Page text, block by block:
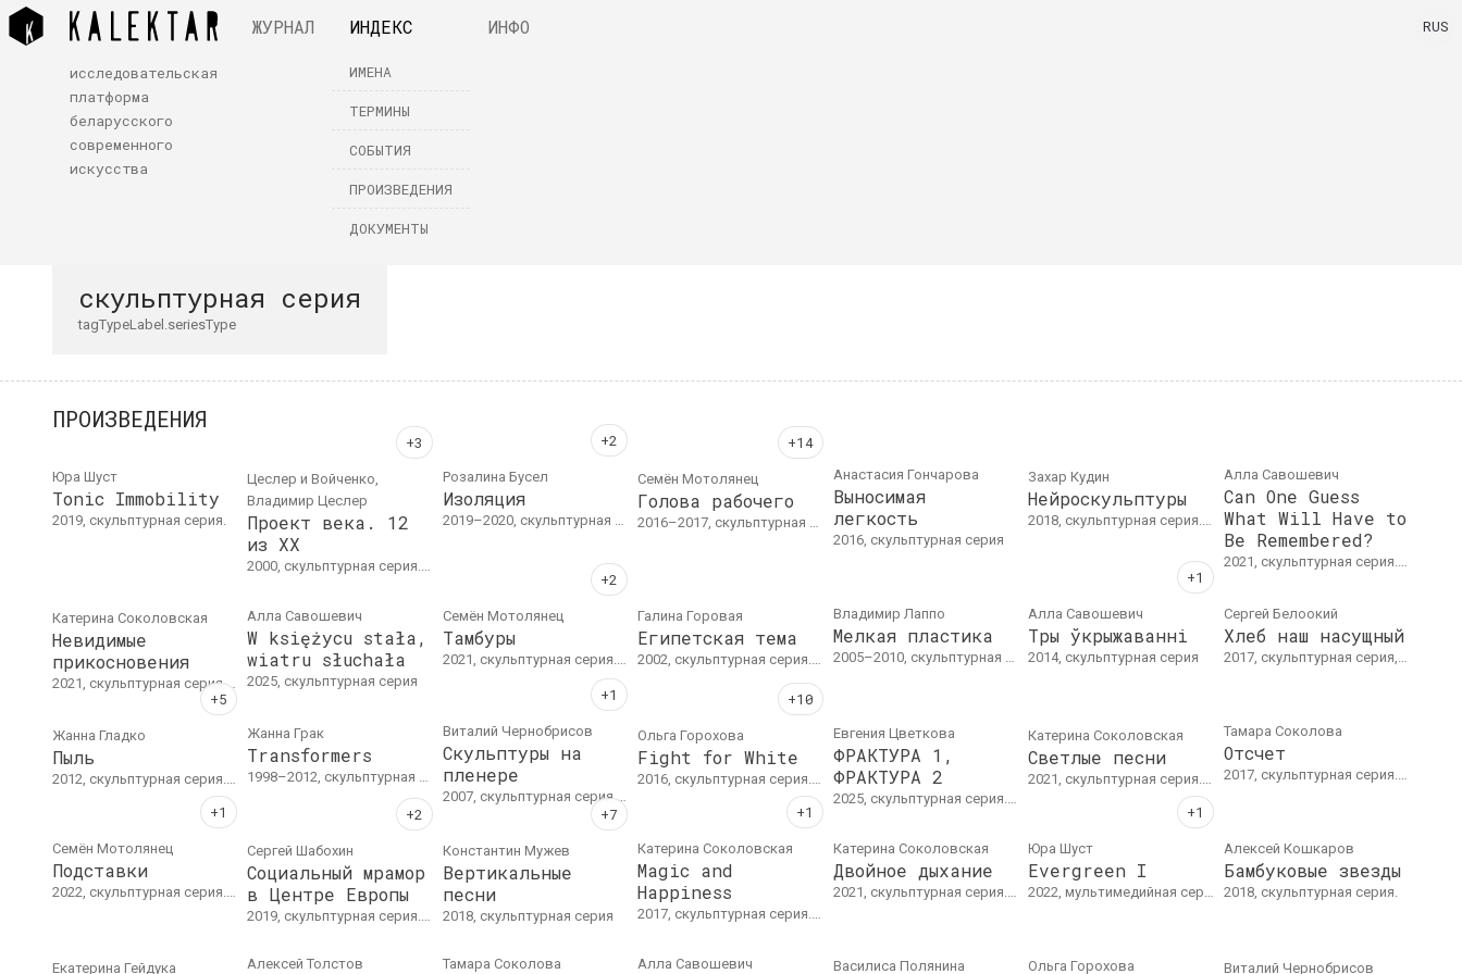
исследовательская
платформа
беларусского
современного
искусства
ЖУРНАЛ ИНДЕКС
ИМЕНА
ТЕРМИНЫ
СОБЫТИЯ
ПРОИЗВЕДЕНИЯ
ДОКУМЕНТЫ
ИНФО RUS
скульптурная серия
tagTypeLabel.seriesType
ПРОИЗВЕДЕНИЯ
Юра Шуст
Tonic Immobility
2019, скульптурная серия.
Цеслер и Войченко,
Владимир Цеслер
Проект века. 12
из ХХ
2000, скульптурная серия. 12 скульптурных объектов. 12 упаковок-постаментов
Розалина Бусел
Изоляция
2019–2020, скульптурная серия
Семён Мотолянец
Голова рабочего
2016–2017, скульптурная серия
Анастасия Гончарова
Выносимая
легкость
2016, скульптурная серия
Захар Кудин
Нейроскульптуры
2018, скульптурная серия. Алюминиевая проволока, полимерная глина Н~30 см
Алла Савошевич
Can One Guess
What Will Have to
Be Remembered?
2021, скульптурная серия. Войлок, искусственный мех, металл
Катерина Соколовская
Невидимые
прикосновения
2021, скульптурная серия. Аудио-визуальная инсталляция. Смешанная техника: скульптурная группа (пеноплекс, пластик, бетон, силикон, гипс); звук.
Алла Савошевич
W księżycu stała,
wiatru słuchała
2025, скульптурная серия
Семён Мотолянец
Тамбуры
2021, скульптурная серия. Дерево, фурнитура, 77 х 42 х 42 см
Галина Горовая
Египетская тема
2002, скульптурная серия. Алюминий, эмаль. 107 x 32 x 23 см. каждая
Владимир Лаппо
Мелкая пластика
2005–2010, скульптурная серия. Металлические сплавы. Высота – 10. Из коллекции галереи «В».
Алла Савошевич
Тры ўкрыжаванні
2014, скульптурная серия
Сергей Белоокий
Хлеб наш насущный
2017, скульптурная серия, серия объектов. US Bank banknote, polymer resin. 13 × 19 × 8 cm each
Жанна Гладко
Пыль
2012, скульптурная серия. Дерево, стекло, ткань, пыль, световое оборудование, цифровая печать, скобы, краска
Жанна Грак
Transformers
1998–2012, скульптурная серия
Виталий Чернобрисов
Скульптуры на
пленере
2007, скульптурная серия. Камень
Ольга Горохова
Fight for White
2016, скульптурная серия. Скульптурная серия, год указан приблизительно.
Евгения Цветкова
ФРАКТУРА 1,
ФРАКТУРА 2
2025, скульптурная серия. «Фрактура 1»Скульптура, h = 60&nbsp;см, Ручная лепка, шамот, молочение«Фрактура 2»100×125 смПанно, ручная лепка, шамот, молочение, металлический лист,профильный металл
Катерина Соколовская
Светлые песни
2021, скульптурная серия. 4-х канальная звуковая инсталляция, 30 мин.; скульптурная группа (пеноплекс, литьевой пластик, полимочевина, бетон); либретто. Размеры варьируются.
Тамара Соколова
Отсчет
2017, скульптурная серия. Chamotte, enamels, metal, wood, pigment. Exhibition III II I, Ў Gallery
Семён Мотолянец
Подставки
2022, скульптурная серия. Пластикрит, шерсть, масло, керамика
Сергей Шабохин
Социальный мрамор
в Центре Европы
2019, скульптурная серия. Картон, самоклеящаяся пленка с мраморным рисунком, дерево
Константин Мужев
Вертикальные
песни
2018, скульптурная серия
Катерина Соколовская
Magic and
Happiness
2017, скульптурная серия. Бетон, точные размеры неизвестны
Катерина Соколовская
Двойное дыхание
2021, скульптурная серия. 3120gallery, Санкт-Петербург
Юра Шуст
Evergreen I
2022, мультимедийная серия, скульптурная серия, серия объектов
Алексей Кошкаров
Бамбуковые звезды
2018, скульптурная серия.
Екатерина Гейдука Алексей Толстов Тамара Соколова Алла Савошевич Василиса Полянина Ольга Горохова Виталий Чернобрисов